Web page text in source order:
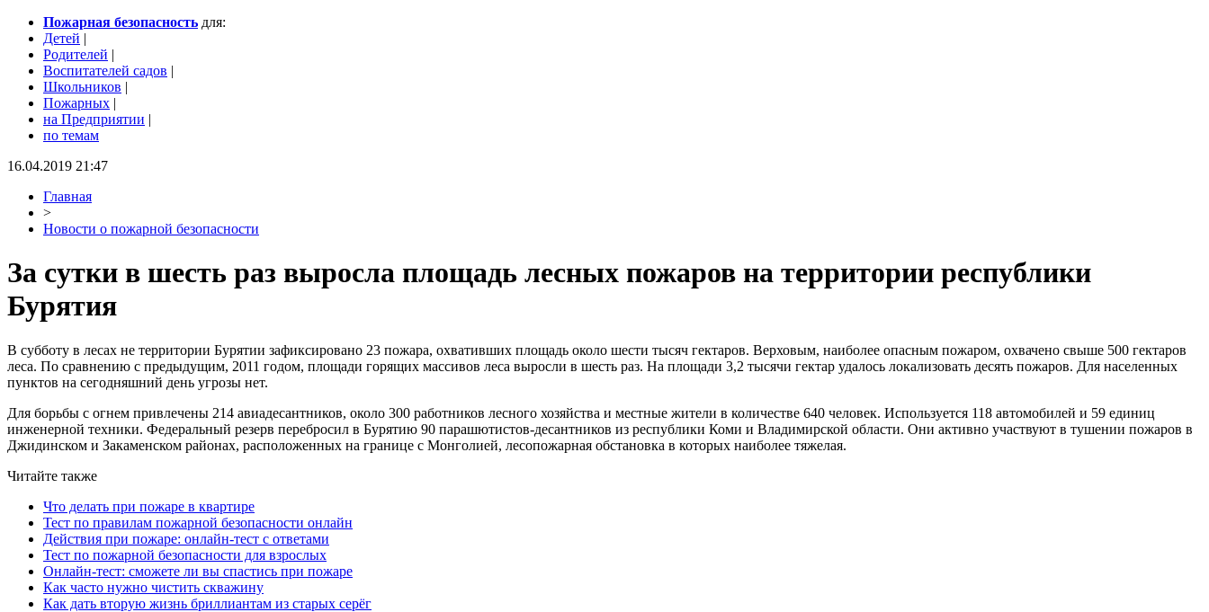
Пожарная безопасность для:
Детей |
Родителей |
Воспитателей садов |
Школьников |
Пожарных |
на Предприятии |
по темам
16.04.2019 21:47
Главная
>
Новости о пожарной безопасности
За сутки в шесть раз выросла площадь лесных пожаров на территории республики
Бурятия
В субботу в лесах не территории Бурятии зафиксировано 23 пожара, охвативших площадь около шести тысяч гектаров. Верховым, наиболее опасным пожаром, охвачено свыше 500 гектаров
леса. По сравнению с предыдущим, 2011 годом, площади горящих массивов леса выросли в шесть раз. На площади 3,2 тысячи гектар удалось локализовать десять пожаров. Для населенных
пунктов на сегодняшний день угрозы нет.
Для борьбы с огнем привлечены 214 авиадесантников, около 300 работников лесного хозяйства и местные жители в количестве 640 человек. Используется 118 автомобилей и 59 единиц
инженерной техники. Федеральный резерв перебросил в Бурятию 90 парашютистов-десантников из республики Коми и Владимирской области. Они активно участвуют в тушении пожаров в
Джидинском и Закаменском районах, расположенных на границе с Монголией, лесопожарная обстановка в которых наиболее тяжелая.
Читайте также
Что делать при пожаре в квартире
Тест по правилам пожарной безопасности онлайн
Действия при пожаре: онлайн-тест с ответами
Тест по пожарной безопасности для взрослых
Онлайн-тест: сможете ли вы спастись при пожаре
Как часто нужно чистить скважину
Как дать вторую жизнь бриллиантам из старых серёг